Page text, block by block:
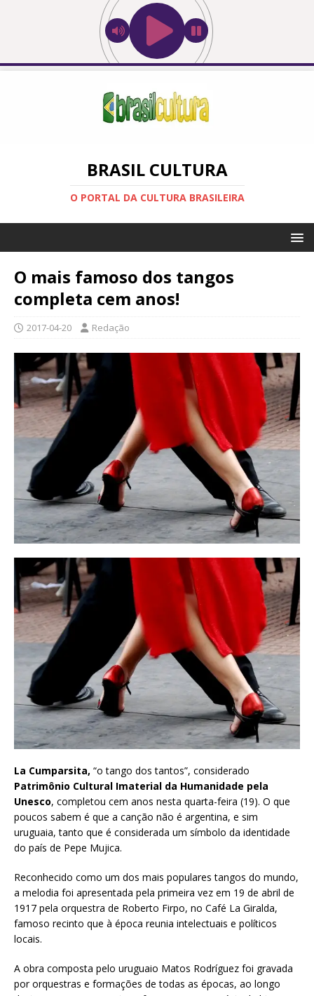
BRASIL CULTURA
O PORTAL DA CULTURA BRASILEIRA
O mais famoso dos tangos
completa cem anos!
2017-04-20 Redação
La Cumparsita, “o tango dos tantos”, considerado
Patrimônio Cultural Imaterial da Humanidade pela
Unesco, completou cem anos nesta quarta-feira (19). O que
poucos sabem é que a canção não é argentina, e sim
uruguaia, tanto que é considerada um símbolo da identidade
do país de Pepe Mujica.
Reconhecido como um dos mais populares tangos do mundo,
a melodia foi apresentada pela primeira vez em 19 de abril de
1917 pela orquestra de Roberto Firpo, no Café La Giralda,
famoso recinto que à época reunia intelectuais e políticos
locais.
A obra composta pelo uruguaio Matos Rodríguez foi gravada
por orquestras e formações de todas as épocas, ao longo